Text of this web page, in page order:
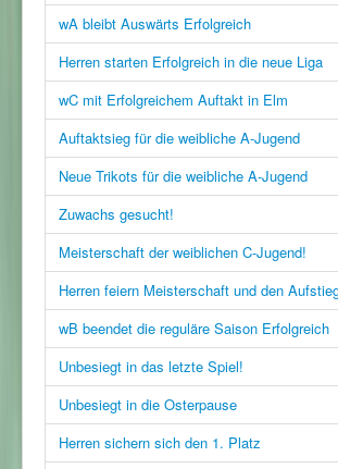
wA bleibt Auswärts Erfolgreich
Herren starten Erfolgreich in die neue Liga
wC mit Erfolgreichem Auftakt in Elm
Auftaktsieg für die weibliche A-Jugend
Neue Trikots für die weibliche A-Jugend
Zuwachs gesucht!
Meisterschaft der weiblichen C-Jugend!
Herren feiern Meisterschaft und den
wB beendet die reguläre Saison Erfolgreich
Unbesiegt in das letzte Spiel!
Unbesiegt in die Osterpause
Herren sichern sich den 1. Platz